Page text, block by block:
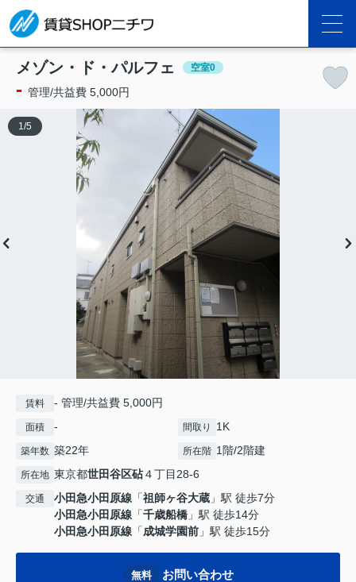
メゾン・ド・パルフェ 空室0
- 管理/共益費 5,000円
1 /5
賃料 - 管理/共益費 5,000円
面積 - 間取り 1K
築年数 築22年 所在階 1階/2階建
所在地 東京都世田谷区砧４丁目28-6
交通 小田急小田原線 「祖師ヶ谷大蔵 」駅 徒歩7分
小田急小田原線 「千歳船橋 」駅 徒歩14分
小田急小田原線 「成城学園前 」駅 徒歩15分
無料 お問い合わせ